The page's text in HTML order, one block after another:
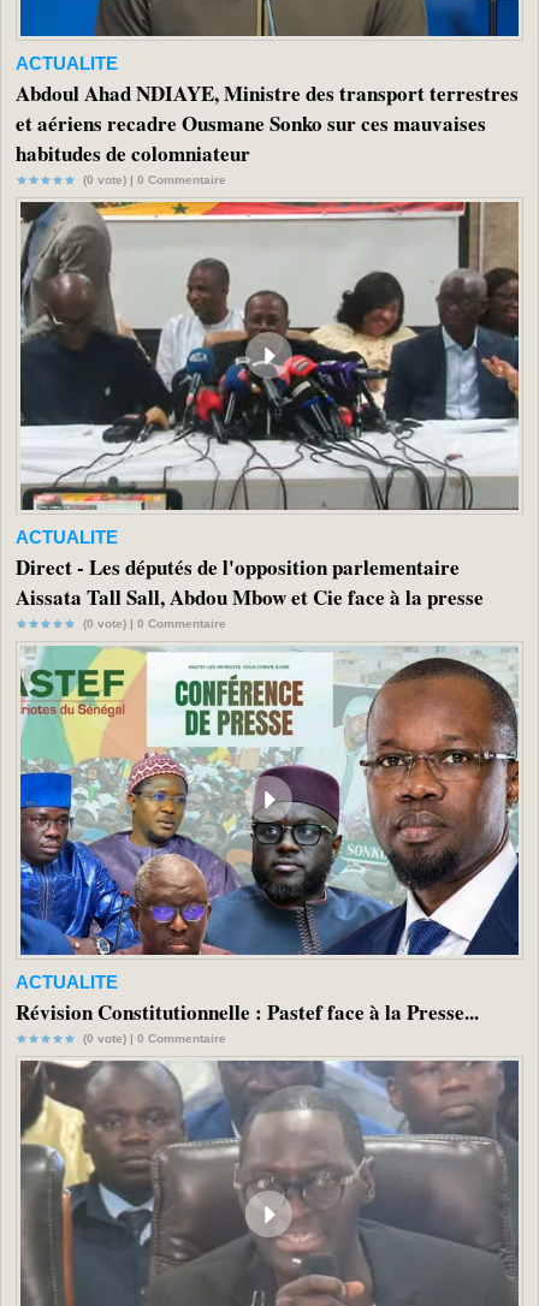
ACTUALITE
Abdoul Ahad NDIAYE, Ministre des transport terrestres
et aériens recadre Ousmane Sonko sur ces mauvaises
habitudes de colomniateur
(0 vote) | 0 Commentaire
ACTUALITE
Direct - Les députés de l'opposition parlementaire
Aissata Tall Sall, Abdou Mbow et Cie face à la presse
(0 vote) | 0 Commentaire
ACTUALITE
Révision Constitutionnelle : Pastef face à la Presse...
(0 vote) | 0 Commentaire